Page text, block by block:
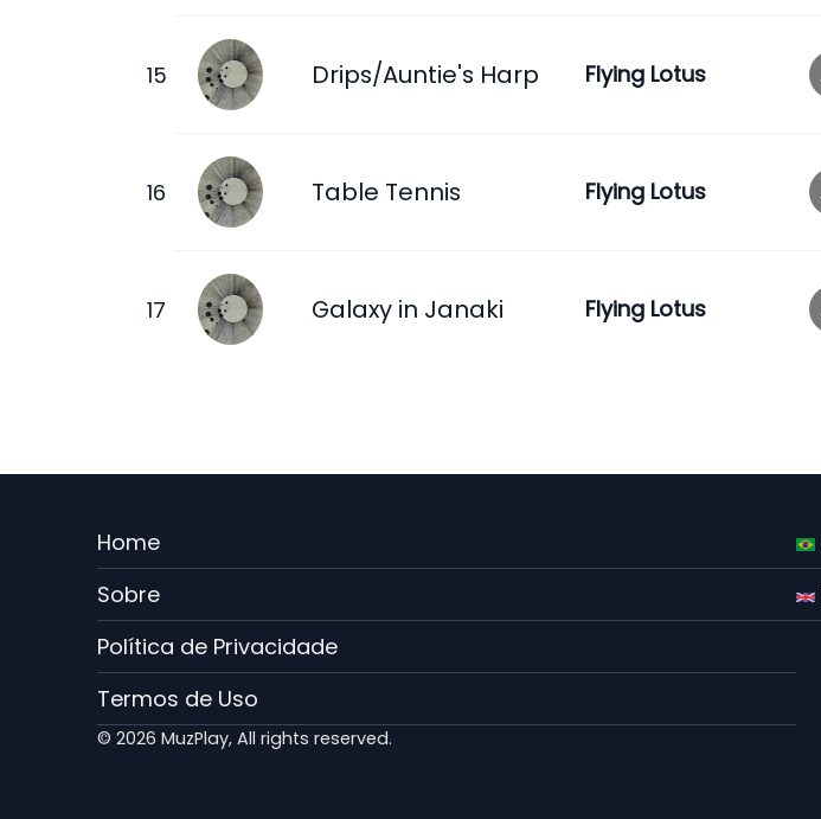
Drips/Auntie's Harp Flying Lotus
Table Tennis Flying Lotus
Galaxy in Janaki Flying Lotus
Menu
Rodape
PT
Home
Sobre
Política de Privacidade
Termos de Uso
© 2026 MuzPlay, All rights reserved.